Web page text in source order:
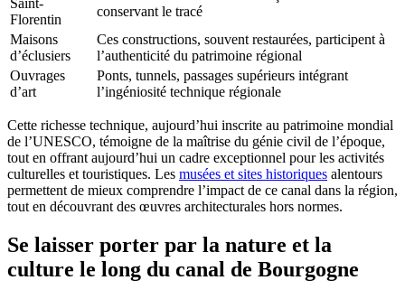
Saint-
Florentin
conservant le tracé
Maisons
d’éclusiers
Ces constructions, souvent restaurées, participent à
l’authenticité du patrimoine régional
Ouvrages
d’art
Ponts, tunnels, passages supérieurs intégrant
l’ingéniosité technique régionale
Cette richesse technique, aujourd’hui inscrite au patrimoine mondial
de l’UNESCO, témoigne de la maîtrise du génie civil de l’époque,
tout en offrant aujourd’hui un cadre exceptionnel pour les activités
culturelles et touristiques. Les musées et sites historiques alentours
permettent de mieux comprendre l’impact de ce canal dans la région,
tout en découvrant des œuvres architecturales hors normes.
Se laisser porter par la nature et la
culture le long du canal de Bourgogne